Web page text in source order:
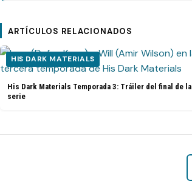
ARTÍCULOS RELACIONADOS
HIS DARK MATERIALS
His Dark Materials Temporada 3: Tráiler del final de la
serie